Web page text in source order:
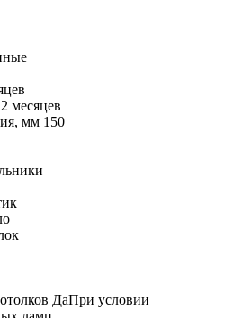
месяцев
мм 150
ДаПри условии